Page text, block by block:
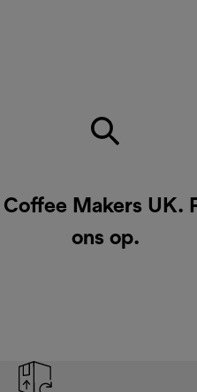
Makers UK.
ons op.